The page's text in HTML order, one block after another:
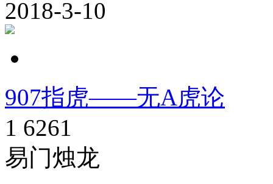
2018-3-10
907指虎——无A虎论
1 6261
易门烛龙